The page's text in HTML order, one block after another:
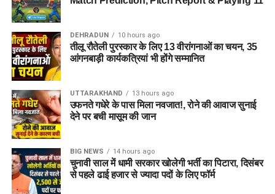
Dehradun Rojgar Mela 2026 :
आवेदन और पंजीकरण प्रक्रिया (How
to Register)
भाग लेने के लिए अभ्यर्थियों का पंजीकरण04 अगस्त, 2026से शुरू हो
चुका है। इच्छुक अभ्यर्थी साक्षात्कार में शामिल होने से पहले किसी भी कार्य
दिवस में कार्यालय पहुंचकर अपना पंजीकरण करा सकते हैं।
आवश्यक दस्तावेज (Documents
Required):
DEHRADUN 10 hours ago
तीलू रौतेली पुरस्कार के लिए 13 वीरांगनाओं का चयन, 35
आंगनबाड़ी कार्यकत्रियां भी होंगे सम्मानित
UTTARAKHAND 13 hours ago
उफनते गधेरे के पास मिला नवजात!, रोने की आवाज सुनाई
देने पर बची मासूम की जान
BIG NEWS 14 hours ago
चुनावी साल में धामी सरकार खोलेगी भर्ती का पिटारा, दिसंबर
से पहले ढाई हजार से ज्यादा पदों के लिए फॉर्म